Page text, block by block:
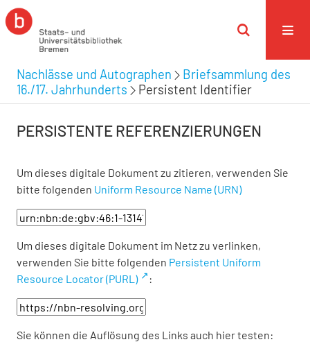
Nachlässe und Autographen
Briefsammlung des
16./17. Jahrhunderts
Persistent Identifier
PERSISTENTE REFERENZIERUNGEN
Um dieses digitale Dokument zu zitieren, verwenden Sie
bitte folgenden Uniform Resource Name (URN)
Um dieses digitale Dokument im Netz zu verlinken,
verwenden Sie bitte folgenden Persistent Uniform
Resource Locator (PURL)
:
Sie können die Auflösung des Links auch hier testen: